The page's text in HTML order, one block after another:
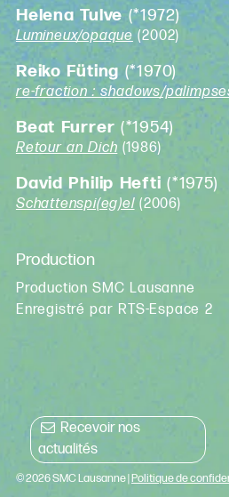
Helena Tulve(*1972)
Lumineux/opaque (2002)
Reiko Füting(*1970)
re-fraction : shadows/
Beat Furrer (*1954)
Retour an Dich (1986)
David Philip Hefti (*1975)
Schattenspi(eg)el (2006)
Production
Production SMC Lausanne
Enregistré par RTS-Espace 2
Recevoir nos
actualités
© 2026 SMC Lausanne |Politique de